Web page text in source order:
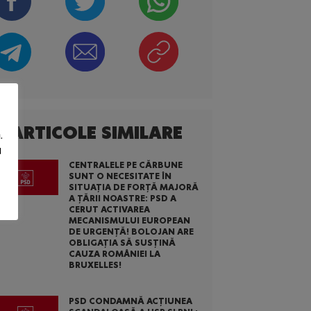
ARTICOLE SIMILARE
CENTRALELE PE CĂRBUNE
SUNT O NECESITATE ÎN
SITUAȚIA DE FORȚĂ MAJORĂ
A ȚĂRII NOASTRE: PSD A
CERUT ACTIVAREA
MECANISMULUI EUROPEAN
DE URGENȚĂ! BOLOJAN ARE
OBLIGAȚIA SĂ SUSȚINĂ
CAUZA ROMÂNIEI LA
BRUXELLES!
PSD CONDAMNĂ ACȚIUNEA